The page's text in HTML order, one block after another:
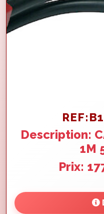
Description:
1M
Prix: